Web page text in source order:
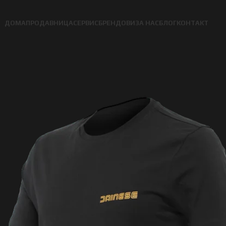
ДОМАПРОДАВНИЦАСЕРВИС БРЕНДОВИ ЗА НАС БЛОГКОНТАКТ